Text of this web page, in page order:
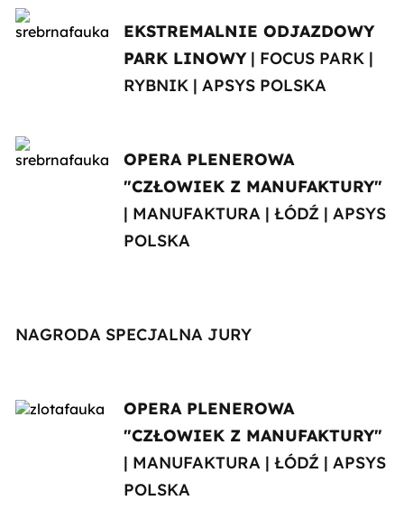
EKSTREMALNIE ODJAZDOWY
PARK LINOWY| FOCUS PARK |
RYBNIK | APSYS POLSKA
OPERA PLENEROWA
"CZŁOWIEK Z MANUFAKTURY"
| MANUFAKTURA | ŁÓDŹ | APSYS
POLSKA
NAGRODA SPECJALNA JURY
OPERA PLENEROWA
"CZŁOWIEK Z MANUFAKTURY"
| MANUFAKTURA | ŁÓDŹ | APSYS
POLSKA